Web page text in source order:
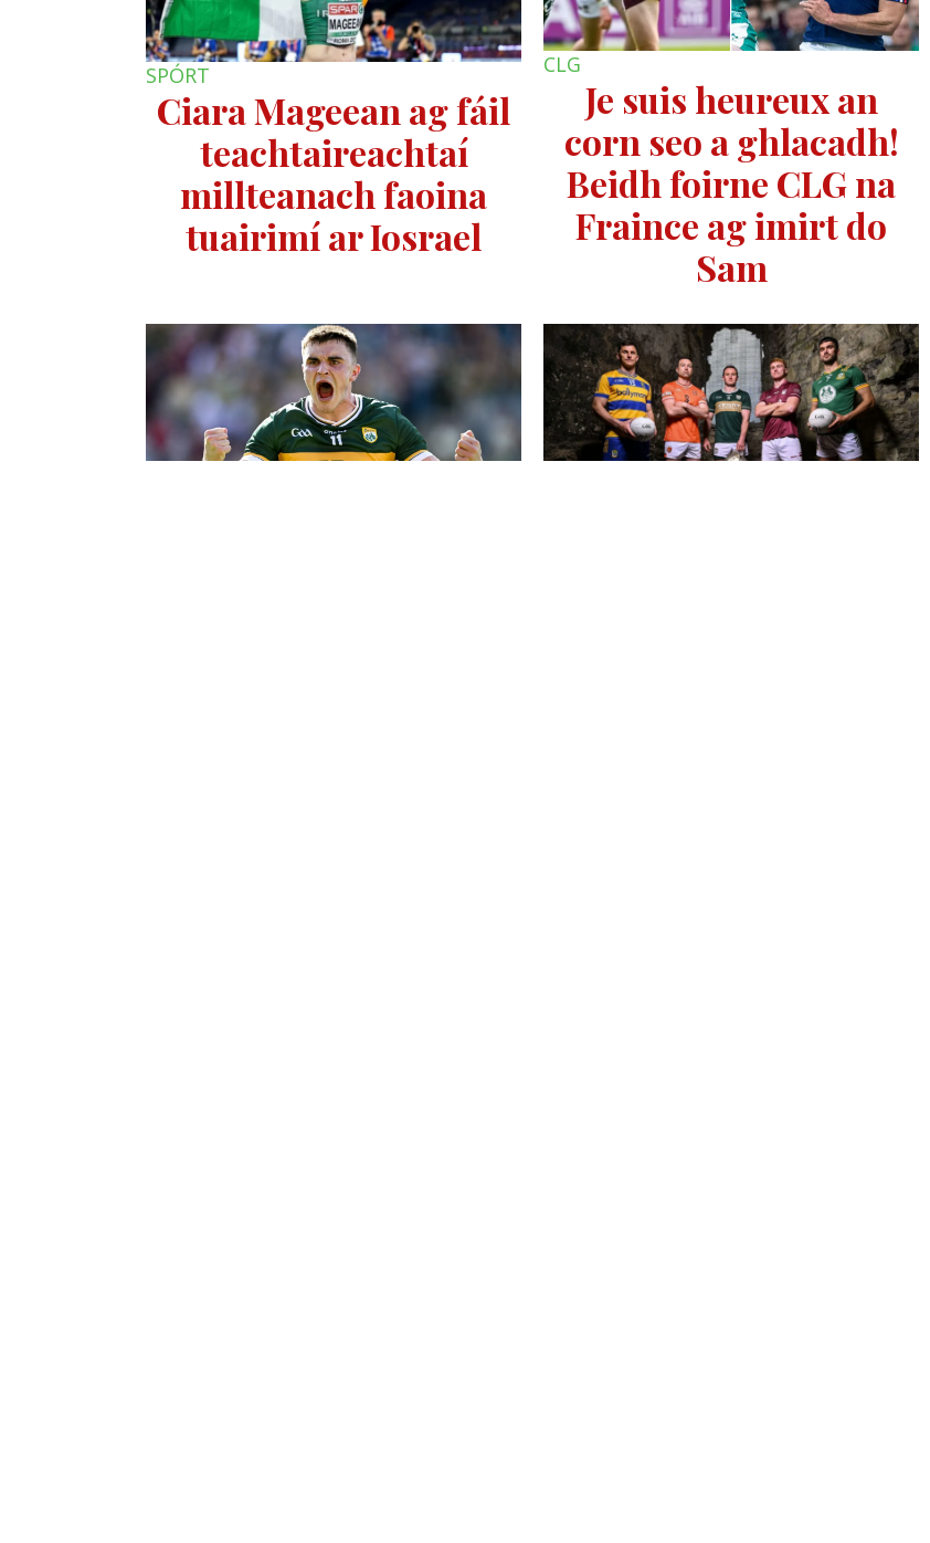
SPÓRT
Ciara Mageean ag fáil
teachtaireachtaí
millteanach faoina
tuairimí ar Iosrael
CLG
Je suis heureux an
corn seo a ghlacadh!
Beidh foirne CLG na
Fraince ag imirt do
Sam